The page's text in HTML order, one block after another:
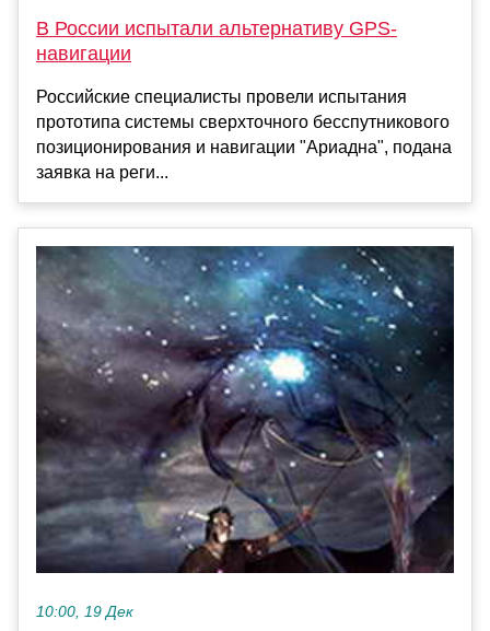
В России испытали альтернативу GPS-
навигации
Российские специалисты провели испытания
прототипа системы сверхточного бесспутникового
позиционирования и навигации "Ариадна", подана
заявка на реги...
10:00, 19 Дек